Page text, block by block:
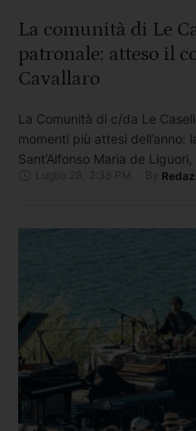
La comunità di Le
patronale: atteso il
Cavallaro
La Comunità di c/da Le
momenti più attesi dell’anno:
Sant’Alfonso Maria de
spiritualità, identità locale e